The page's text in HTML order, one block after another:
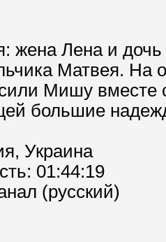
жена Лена и
Матвея. На
Мишу вместе
большие
Украина
01:44:19
(русский)